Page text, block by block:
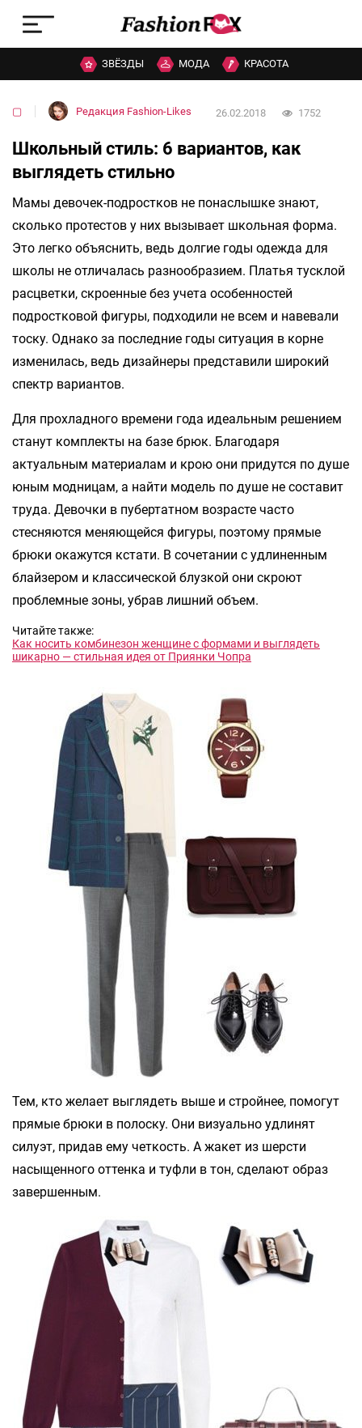
ЗВЁЗДЫ МОДА КРАСОТА
▢ Редакция Fashion-Likes 26.02.2018 1752
Школьный стиль: 6 вариантов, как
выглядеть стильно
Мамы девочек-подростков не понаслышке знают,
сколько протестов у них вызывает школьная форма.
Это легко объяснить, ведь долгие годы одежда для
школы не отличалась разнообразием. Платья тусклой
расцветки, скроенные без учета особенностей
подростковой фигуры, подходили не всем и навевали
тоску. Однако за последние годы ситуация в корне
изменилась, ведь дизайнеры представили широкий
спектр вариантов.
Для прохладного времени года идеальным решением
станут комплекты на базе брюк. Благодаря
актуальным материалам и крою они придутся по душе
юным модницам, а найти модель по душе не составит
труда. Девочки в пубертатном возрасте часто
стесняются меняющейся фигуры, поэтому прямые
брюки окажутся кстати. В сочетании с удлиненным
блайзером и классической блузкой они скроют
проблемные зоны, убрав лишний объем.
Читайте также:
Как носить комбинезон женщине с формами и выглядеть
шикарно — стильная идея от Приянки Чопра
Тем, кто желает выглядеть выше и стройнее, помогут
прямые брюки в полоску. Они визуально удлинят
силуэт, придав ему четкость. А жакет из шерсти
насыщенного оттенка и туфли в тон, сделают образ
завершенным.